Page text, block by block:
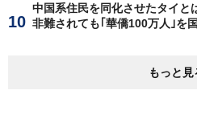
中国系住民を同化させたタイ
非難されても｢華僑100万人｣を
もっと見